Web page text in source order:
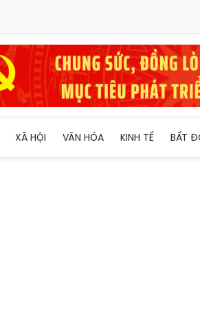
XÃ HỘI VĂN HÓA KINH TẾ BẤT